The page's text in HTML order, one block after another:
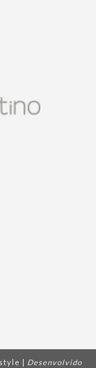
| Desenvolvido